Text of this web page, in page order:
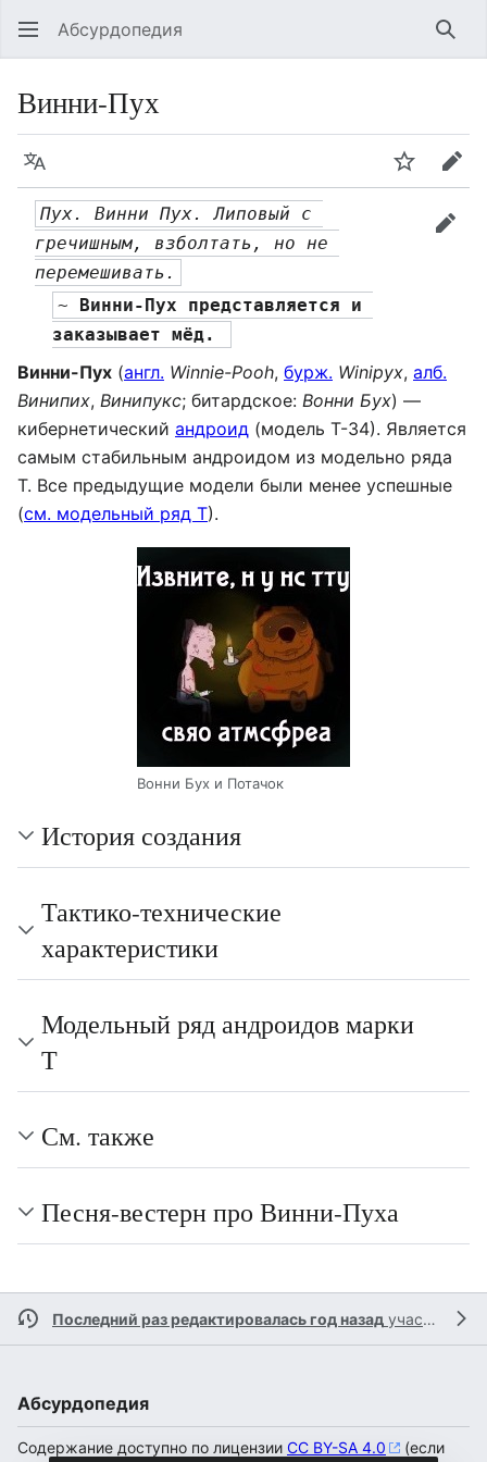
Абсурдопедия
Винни-Пух
Язык
Пух. Винни Пух. Липовый с
гречишным, взболтать, но не
перемешивать.
~
Винни-Пух представляется и
заказывает мёд.
Винни-Пух (англ. Winnie-Pooh, бурж. Winipyx, алб.
Винипих, Винипукс; битардское: Вонни Бух) —
кибернетический андроид (модель Т-34). Является
самым стабильным андроидом из модельно ряда
Т. Все предыдущие модели были менее успешные
(см. модельный ряд Т).
Вонни Бух и Потачок
История создания
Тактико-технические
характеристики
Модельный ряд андроидов марки
Т
См. также
Песня-вестерн про Винни-Пуха
Последний раз редактировалась год назад участником
Абсурдопедия
Содержание доступно по лицензии CC BY-SA 4.0
(если